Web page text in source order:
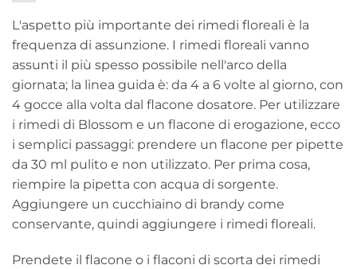
L'aspetto più importante dei rimedi floreali è la
frequenza di assunzione. I rimedi floreali vanno
assunti il più spesso possibile nell'arco della
giornata; la linea guida è: da 4 a 6 volte al giorno, con
4 gocce alla volta dal flacone dosatore. Per utilizzare
i rimedi di Blossom e un flacone di erogazione, ecco
i semplici passaggi: prendere un flacone per pipette
da 30 ml pulito e non utilizzato. Per prima cosa,
riempire la pipetta con acqua di sorgente.
Aggiungere un cucchiaino di brandy come
conservante, quindi aggiungere i rimedi floreali.
Prendete il flacone o i flaconi di scorta dei rimedi